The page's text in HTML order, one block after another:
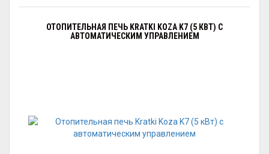
ОТОПИТЕЛЬНАЯ ПЕЧЬ KRATKI KOZA K7 (5 КВТ) С
АВТОМАТИЧЕСКИМ УПРАВЛЕНИЕМ